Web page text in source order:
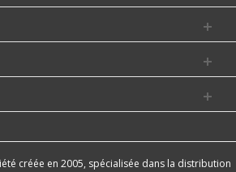
créée en 2005, spécialisée dans la distribution